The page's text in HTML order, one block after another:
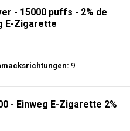
- 15000 puffs - 2% de
E-Zigarette
9
- Einweg E-Zigarette 2%